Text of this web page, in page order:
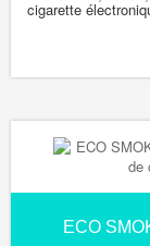
cigarette
ECO